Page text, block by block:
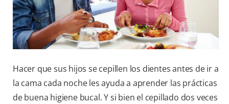
SUSCRÍBASE
Hacer que sus hijos se cepillen los dientes antes de ir a
la cama cada noche les ayuda a aprender las prácticas
de buena higiene bucal. Y si bien el cepillado dos veces